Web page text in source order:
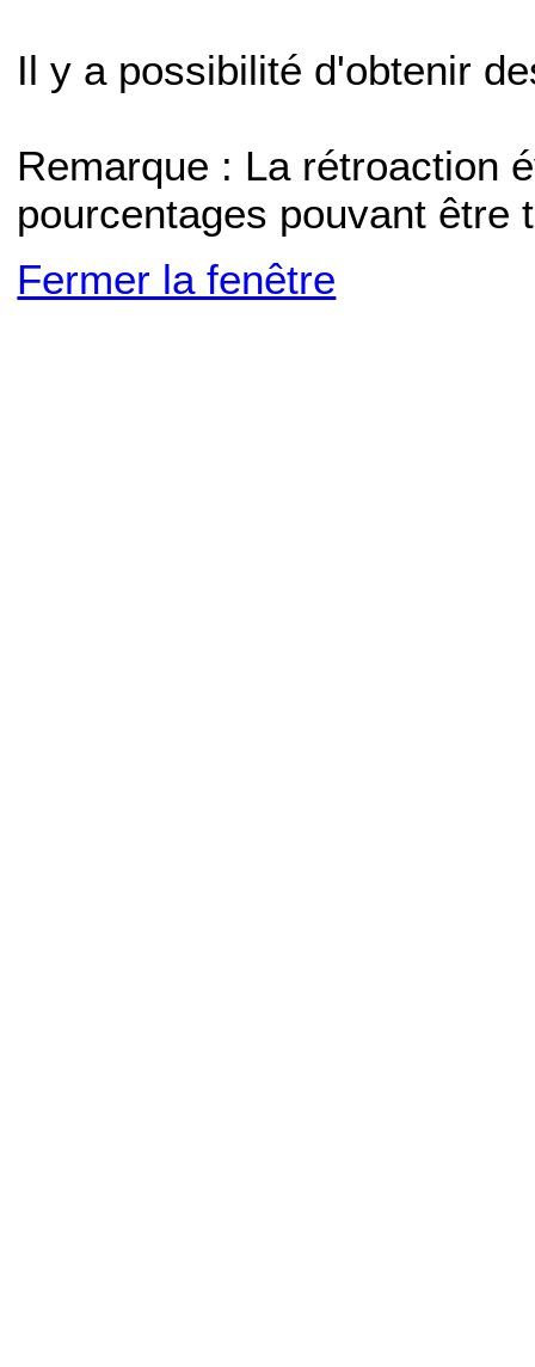
Il y a possibilité d'obtenir
Remarque : La rétroaction
pourcentages pouvant être
Fermer la fenêtre